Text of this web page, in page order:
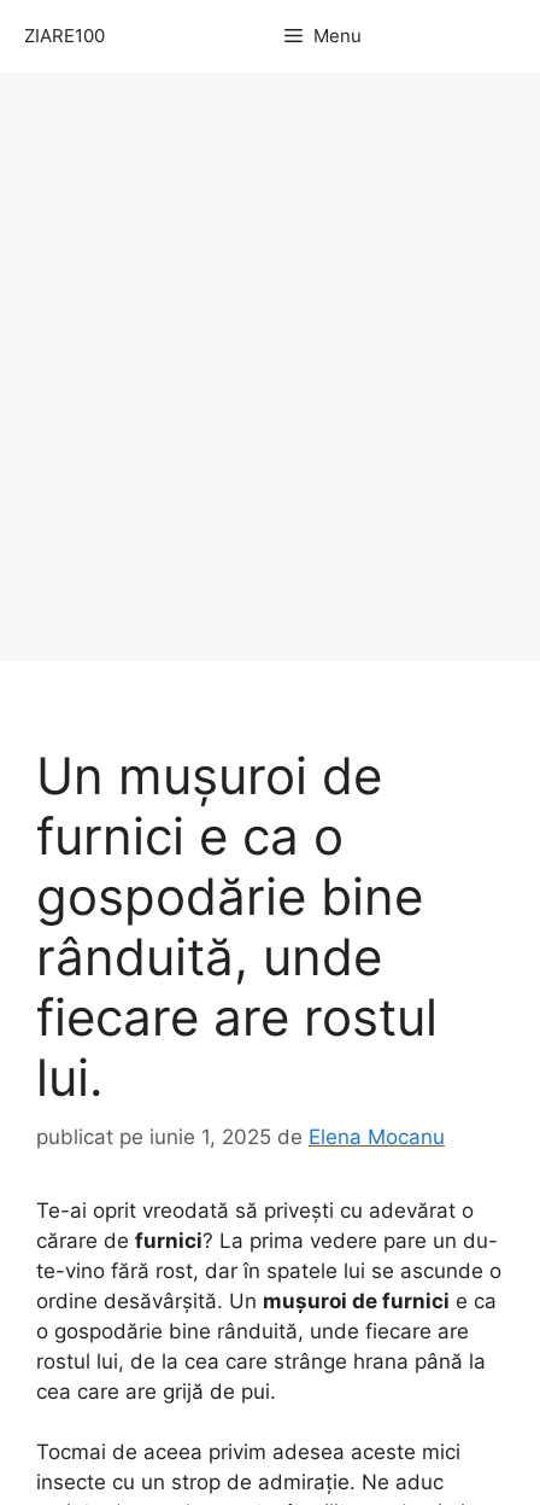
ZIARE100 Menu
Un mușuroi de
furnici e ca o
gospodărie bine
rânduită, unde
fiecare are rostul
lui.
publicat pe iunie 1, 2025 de Elena Mocanu
Te-ai oprit vreodată să privești cu adevărat o
cărare de furnici? La prima vedere pare un du-
te-vino fără rost, dar în spatele lui se ascunde o
ordine desăvârșită. Un mușuroi de furnici e ca
o gospodărie bine rânduită, unde fiecare are
rostul lui, de la cea care strânge hrana până la
cea care are grijă de pui.
Tocmai de aceea privim adesea aceste mici
insecte cu un strop de admirație. Ne aduc